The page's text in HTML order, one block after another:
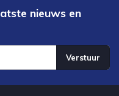
nieuws en
Verstuur